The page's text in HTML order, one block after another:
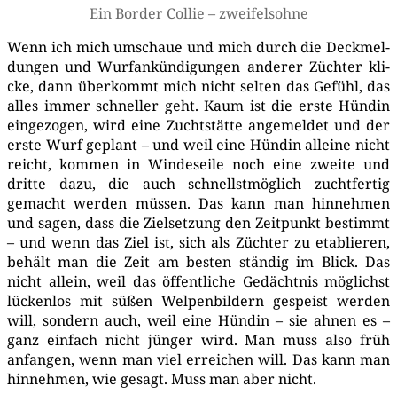
Ein Bor­der Col­lie – zweifelsohne
Wenn ich mich umschaue und mich durch die Deck­mel­
dun­gen und Wurf­an­kün­di­gun­gen ande­rer Züch­ter kli­
cke, dann über­kommt mich nicht sel­ten das Gefühl, das
alles immer schnel­ler geht. Kaum ist die ers­te Hün­din
ein­ge­zo­gen, wird eine Zucht­stät­te ange­mel­det und der
ers­te Wurf geplant – und weil eine Hün­din allei­ne nicht
reicht, kom­men in Win­des­ei­le noch eine zwei­te und
drit­te dazu, die auch schnellst­mög­lich zucht­fer­tig
gemacht wer­den müs­sen. Das kann man hin­neh­men
und sagen, dass die Ziel­set­zung den Zeit­punkt bestimmt
– und wenn das Ziel ist, sich als Züch­ter zu eta­blie­ren,
behält man die Zeit am bes­ten stän­dig im Blick. Das
nicht allein, weil das öffent­li­che Gedächt­nis mög­lichst
lücken­los mit süßen Wel­pen­bil­dern gespeist wer­den
will, son­dern auch, weil eine Hün­din – sie ahnen es –
ganz ein­fach nicht jün­ger wird. Man muss also früh
anfan­gen, wenn man viel errei­chen will. Das kann man
hin­neh­men, wie gesagt. Muss man aber nicht.